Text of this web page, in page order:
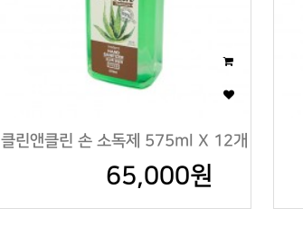
클린앤클린 손 소독제 575ml X 12개
65,000원